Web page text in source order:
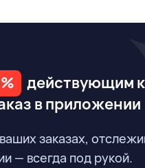
действующим
в приложении
заказах,
— всегда под рукой.